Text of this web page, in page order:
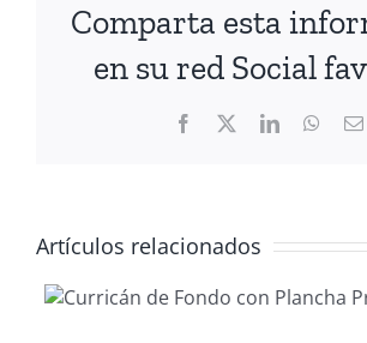
Comparta esta
en su red Social
Facebook LinkedIn
Artículos relacionados